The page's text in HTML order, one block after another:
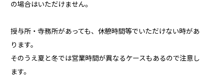
の場合はいただけません。
授与所・寺務所があっても、休憩時間等でいただけない時があ
ります。
そのうえ夏と冬では営業時間が異なるケースもあるので注意し
ます。